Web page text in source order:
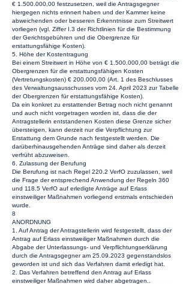
€ 1.500.000 ,00 festzusetzen, weil die Antragsgegner
hiergegen nichts erinnert haben und der Kammer keine
abweichenden oder besseren Erkenntnisse zum Streitwert
vorliegen (vgl. Ziffer I.3 der Richtlinien für die Bestimmung
der Gerichtsgebühren und die Obergrenze für
erstattungsfähige Kosten).
5. Höhe der Kostentragung
Bei einem Streitwert in Höhe von € 1.500.000 ,00 beträgt die
Obergrenzen für die erstattungsfähigen Kosten
(Vertretungskosten) € 200.000,00 (Art. 1 des Beschlusses
des Verwaltungsausschusses vom 24. April 2023 zur Tabelle
der Obergrenzen für erstattungsfähige Kosten).
Da ein konkret zu erstattender Betrag noch nicht genannt
und auch nicht vorgetragen worden ist, dass die der
Antragstellerin entstandenen Kosten diese Grenze sicher
übersteigen, kann derzeit nur die Verpflichtung zur
Erstattung dem Grunde nach festgestellt werden. Die
darüberhinausgehenden Anträge sind daher als derzeit
verfrüht abzuweisen.
6. Zulassung der Berufung
Die Berufung ist nach Regel 220.2 VerfO zuzulassen, weil
die Frage der entsprechend Anwendung der Regeln 360
und 118.5 VerfO auf erledigte Anträge auf Erlass
einstweiliger Maßnahmen vorliegend erstmals entschieden
wurde.
8
ANORDNUNG
1. Auf Antrag der Antragstellerin wird festgestellt, dass der
Antrag auf Erlass einstweiliger Maßnahmen durch die
Abgabe der Unterlassungs- und Verpflichtungserklärung
durch die Antragsgegner am 25.09.2023 gegenstandslos
geworden ist und sich das Verfahren damit erledigt hat.
2. Das Verfahren betreffend den Antrag auf Erlass
einstweiliger Maßnahmen wird daher abgetragen..